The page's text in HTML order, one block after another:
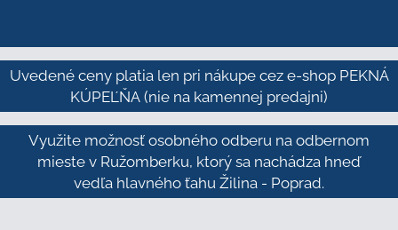
Uvedené ceny platia len pri nákupe cez e-shop PEKNÁ
KÚPEĽŇA (nie na kamennej predajni)
Využite možnosť osobného odberu na odbernom
mieste v Ružomberku, ktorý sa nachádza hneď
vedľa hlavného ťahu Žilina - Poprad.